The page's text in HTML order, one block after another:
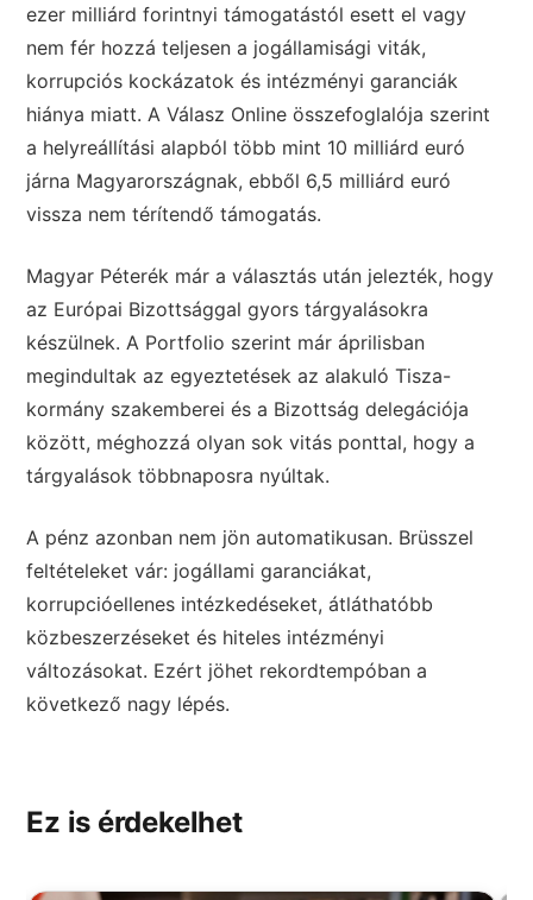
ezer milliárd forintnyi támogatástól esett el vagy
nem fér hozzá teljesen a jogállamisági viták,
korrupciós kockázatok és intézményi garanciák
hiánya miatt. A Válasz Online összefoglalója szerint
a helyreállítási alapból több mint 10 milliárd euró
járna Magyarországnak, ebből 6,5 milliárd euró
vissza nem térítendő támogatás.
Magyar Péterék már a választás után jelezték, hogy
az Európai Bizottsággal gyors tárgyalásokra
készülnek. A Portfolio szerint már áprilisban
megindultak az egyeztetések az alakuló Tisza-
kormány szakemberei és a Bizottság delegációja
között, méghozzá olyan sok vitás ponttal, hogy a
tárgyalások többnaposra nyúltak.
A pénz azonban nem jön automatikusan. Brüsszel
feltételeket vár: jogállami garanciákat,
korrupcióellenes intézkedéseket, átláthatóbb
közbeszerzéseket és hiteles intézményi
változásokat. Ezért jöhet rekordtempóban a
következő nagy lépés.
Ez is érdekelhet